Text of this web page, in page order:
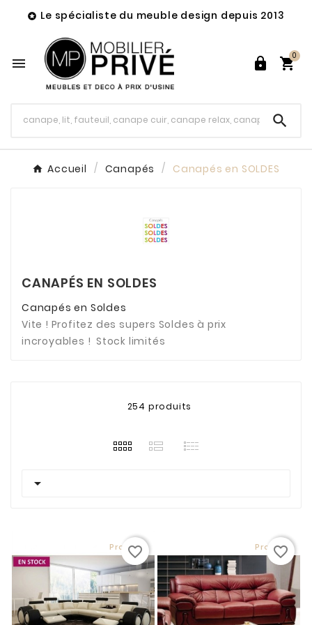
 Le spécialiste du meuble design depuis 2013
  
0

Accueil Canapés Canapés en SOLDES
CANAPÉS EN SOLDES
Canapés en Soldes
Vite ! Profitez des supers Soldes à prix
incroyables ! Stock limités
254 produits

Promo !
favorite_border Promo !
favorite_border